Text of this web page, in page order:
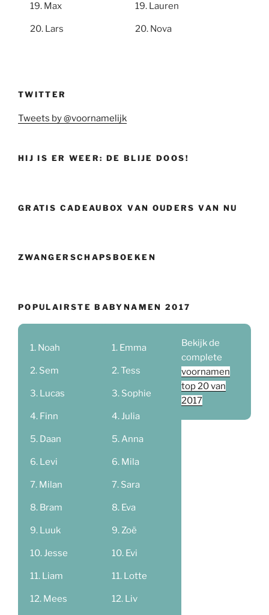
Max
Lars
Lauren
Nova
TWITTER
Tweets by @voornamelijk
HIJ IS ER WEER: DE BLIJE DOOS!
GRATIS CADEAUBOX VAN OUDERS VAN NU
ZWANGERSCHAPSBOEKEN
POPULAIRSTE BABYNAMEN 2017
Noah
Sem
Lucas
Finn
Daan
Levi
Milan
Bram
Luuk
Jesse
Liam
Mees
Emma
Tess
Sophie
Julia
Anna
Mila
Sara
Eva
Zoë
Evi
Lotte
Liv
Bekijk de
complete
voornamen
top 20 van
2017